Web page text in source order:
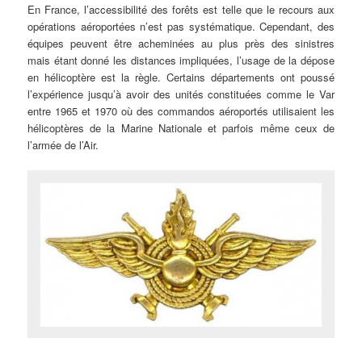
En France, l’accessibilité des forêts est telle que le recours aux
opérations aéroportées n’est pas systématique. Cependant, des
équipes peuvent être acheminées au plus près des sinistres
mais étant donné les distances impliquées, l’usage de la dépose
en hélicoptère est la règle. Certains départements ont poussé
l’expérience jusqu’à avoir des unités constituées comme le Var
entre 1965 et 1970 où des commandos aéroportés utilisaient les
hélicoptères de la Marine Nationale et parfois même ceux de
l’armée de l’Air.